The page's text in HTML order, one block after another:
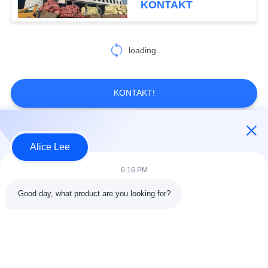
KONTAKT
loading...
KONTAKT!
Beliebte Kategorien
Stahlkonstruktionsbau
Werkstatt
Alice Lee
6:16 PM
Good day, what product are you looking for?